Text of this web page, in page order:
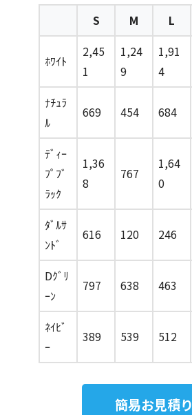
S M L
ﾎﾜｲﾄ
2,45
1
1,24
9
1,91
4
ﾅﾁｭﾗ
ﾙ
669 454 684
ﾃﾞｨｰ
ﾌﾟﾌﾞ
ﾗｯｸ
1,36
8
767
1,64
0
ﾀﾞﾙｻ
ﾝﾄﾞ
616 120 246
Dｸﾞﾘ
ｰﾝ
797 638 463
ﾈｲﾋﾞ
ｰ
389 539 512
簡易お見積り